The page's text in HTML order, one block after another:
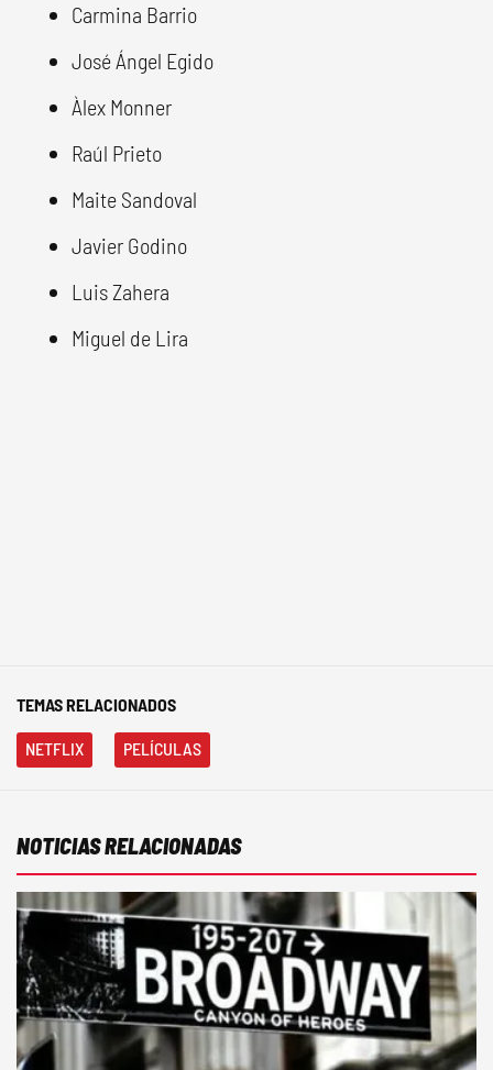
Carmina Barrio
José Ángel Egido
Àlex Monner
Raúl Prieto
Maite Sandoval
Javier Godino
Luis Zahera
Miguel de Lira
TEMAS RELACIONADOS
NETFLIX PELÍCULAS
NOTICIAS RELACIONADAS